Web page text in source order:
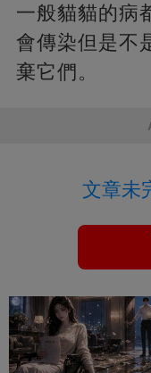
一般貓貓的病
會傳染但是不
棄它們。
文章未